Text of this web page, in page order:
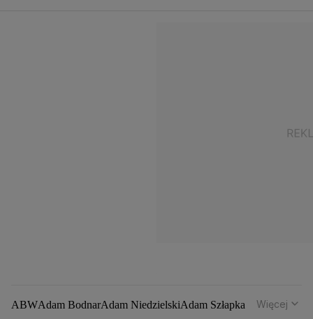
ABWAdam BodnarAdam NiedzielskiAdam Szłapka
Więcej